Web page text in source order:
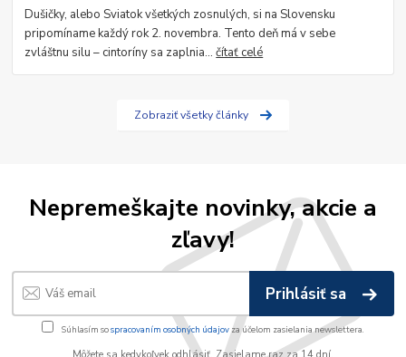
Dušičky, alebo Sviatok všetkých zosnulých, si na Slovensku
pripomíname každý rok 2. novembra. Tento deň má v sebe
zvláštnu silu – cintoríny sa zaplnia...čítať celé
Zobraziť všetky články
Nepremeškajte novinky, akcie a
zľavy!
Prihlásiť sa
Súhlasím sospracovaním osobných údajovza účelom zasielania newslettera.